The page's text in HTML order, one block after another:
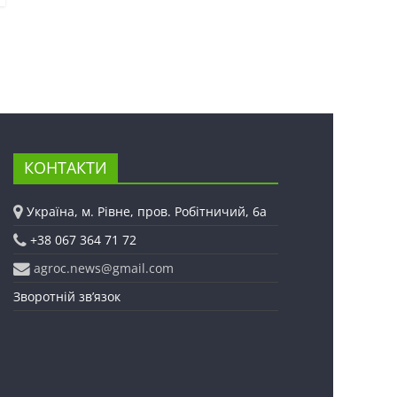
КОНТАКТИ
Україна, м. Рівне, пров. Робітничий, 6а
+38 067 364 71 72
agroc.news@gmail.com
Зворотній зв’язок